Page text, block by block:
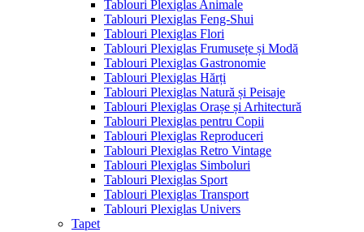
Tablouri Plexiglas Animale
Tablouri Plexiglas Feng-Shui
Tablouri Plexiglas Flori
Tablouri Plexiglas Frumusețe și Modă
Tablouri Plexiglas Gastronomie
Tablouri Plexiglas Hărți
Tablouri Plexiglas Natură și Peisaje
Tablouri Plexiglas Orașe și Arhitectură
Tablouri Plexiglas pentru Copii
Tablouri Plexiglas Reproduceri
Tablouri Plexiglas Retro Vintage
Tablouri Plexiglas Simboluri
Tablouri Plexiglas Sport
Tablouri Plexiglas Transport
Tablouri Plexiglas Univers
Tapet